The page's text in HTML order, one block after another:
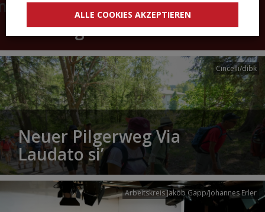
Die Kirchenzeitung Tiroler
Sonntag
Cincelli/dibk
Neuer Pilgerweg Via
Laudato si’
Arbeitskreis Jakob Gapp/Johannes Erler
ALLE COOKIES AKZEPTIEREN